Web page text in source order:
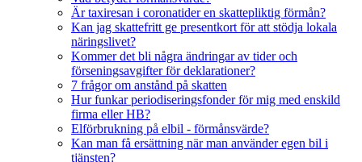
Är taxiresan i coronatider en skattepliktig förmån?
Kan jag skattefritt ge presentkort för att stödja lokala
näringslivet?
Kommer det bli några ändringar av tider och
förseningsavgifter för deklarationer?
7 frågor om anstånd på skatten
Hur funkar periodiseringsfonder för mig med enskild
firma eller HB?
Elförbrukning på elbil - förmånsvärde?
Kan man få ersättning när man använder egen bil i
tjänsten?